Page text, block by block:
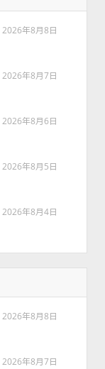
2026年8月8日
2026年8月7日
2026年8月6日
2026年8月5日
2026年8月4日
2026年8月8日
2026年8月7日